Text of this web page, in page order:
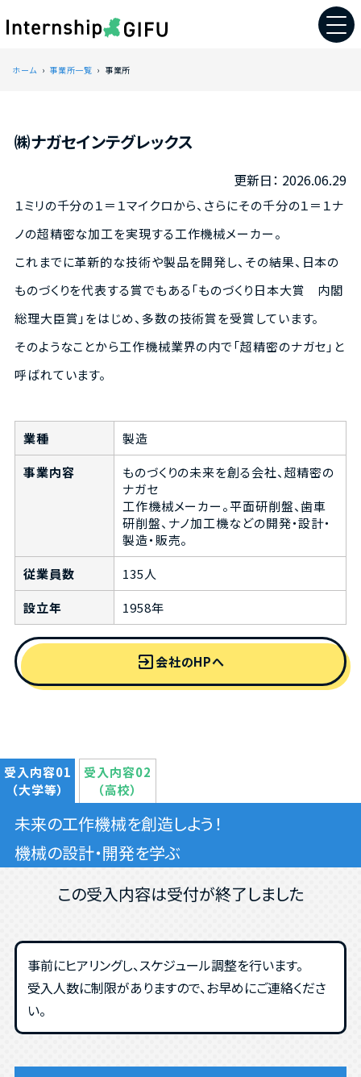
ホーム 事業所一覧 事業所
㈱ナガセインテグレックス
2026.06.29
１ミリの千分の１＝１マイクロから、さらにその千分の１＝１ナ
ノの超精密な加工を実現する工作機械メーカー。
これまでに革新的な技術や製品を開発し、その結果、日本の
ものづくりを代表する賞でもある「ものづくり日本大賞 内閣
総理大臣賞」をはじめ、多数の技術賞を受賞しています。
そのようなことから工作機械業界の内で「超精密のナガセ」と
呼ばれています。
業種
製造
事業内容
ものづくりの未来を創る会社、超精密の
ナガセ
工作機械メーカー。平面研削盤、歯車
研削盤、ナノ加工機などの開発・設計・
製造・販売。
従業員数
135人
設立年
1958年
exit_to_app会社のHPへ
受入内容01
（大学等）
受入内容02
（高校）
未来の工作機械を創造しよう！
機械の設計・開発を学ぶ
この受入内容は受付が終了しました
事前にヒアリングし、スケジュール調整を行います。
受入人数に制限がありますので、お早めにご連絡くださ
い。